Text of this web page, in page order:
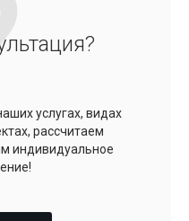
услугах, видах
рассчитаем
индивидуальное